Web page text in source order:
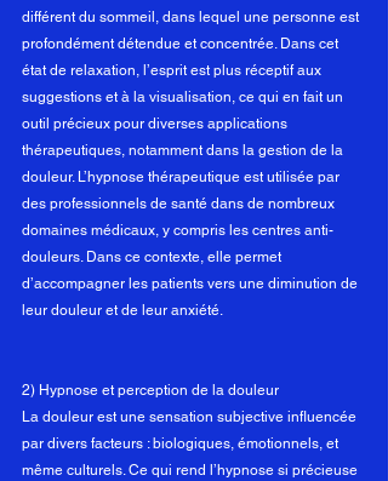
différent du sommeil, dans lequel une personne est
profondément détendue et concentrée. Dans cet
état de relaxation, l’esprit est plus réceptif aux
suggestions et à la visualisation, ce qui en fait un
outil précieux pour diverses applications
thérapeutiques, notamment dans la gestion de la
douleur. L’hypnose thérapeutique est utilisée par
des professionnels de santé dans de nombreux
domaines médicaux, y compris les centres anti-
douleurs. Dans ce contexte, elle permet
d’accompagner les patients vers une diminution de
leur douleur et de leur anxiété.
2) Hypnose et perception de la douleur
La douleur est une sensation subjective influencée
par divers facteurs : biologiques, émotionnels, et
même culturels. Ce qui rend l’hypnose si précieuse